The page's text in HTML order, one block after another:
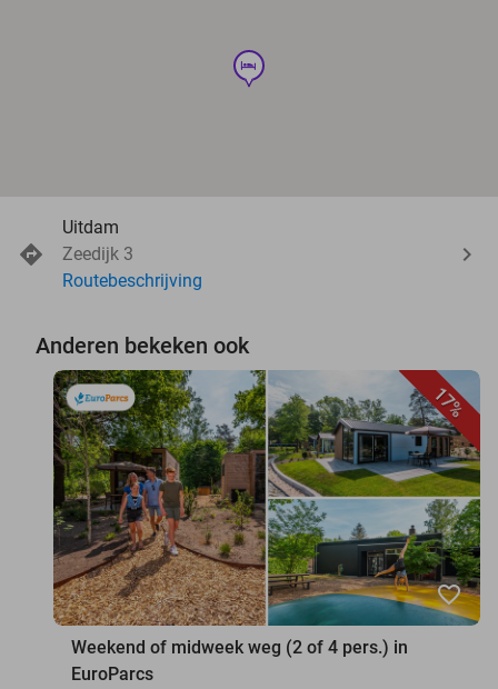
hotel
Uitdam
Zeedijk 3
Routebeschrijving
Anderen bekeken ook
17%
favorite_border
Weekend of midweek weg (2 of 4 pers.) in
EuroParcs